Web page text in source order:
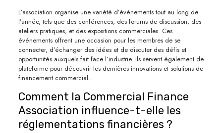
L’association organise une variété d’événements tout au long de
l’année, tels que des conférences, des forums de discussion, des
ateliers pratiques, et des expositions commerciales. Ces
événements offrent une occasion pour les membres de se
connecter, d’échanger des idées et de discuter des défis et
opportunités auxquels fait face l’industrie. Ils servent également de
plateforme pour découvrir les dernières innovations et solutions de
financement commercial.
Comment la Commercial Finance
Association influence-t-elle les
réglementations financières ?